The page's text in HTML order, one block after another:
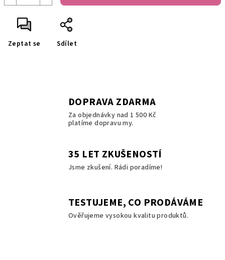
Zeptat se Sdílet
DOPRAVA ZDARMA
Za objednávky nad 1 500 Kč
platíme dopravu my.
35 LET ZKUŠENOSTÍ
Jsme zkušení. Rádi poradíme!
TESTUJEME, CO PRODÁVÁME
Ověřujeme vysokou kvalitu produktů.